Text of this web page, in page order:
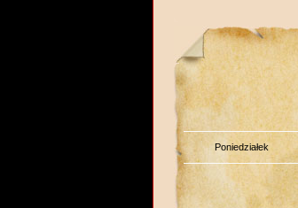
Poniedziałek